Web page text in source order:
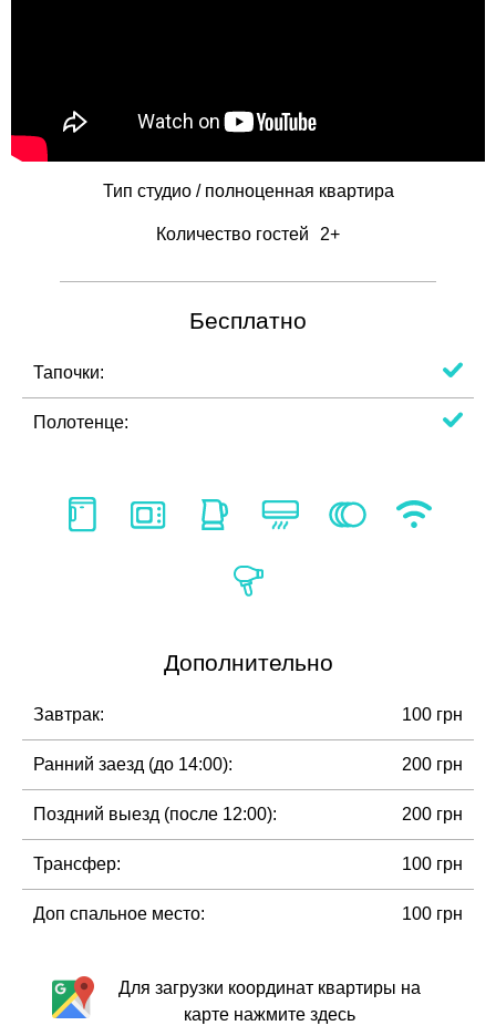
Тип студио / полноценная квартира
Количество гостей 2+
Дополнительно
Завтрак: 100 грн
Ранний заезд (до 14:00): 200 грн
Поздний выезд (после 12:00): 200 грн
Трансфер: 100 грн
Доп спальное место: 100 грн
Бесплатно
Тапочки:
Полотенце:
Для загрузки координат квартиры на
карте нажмите здесь